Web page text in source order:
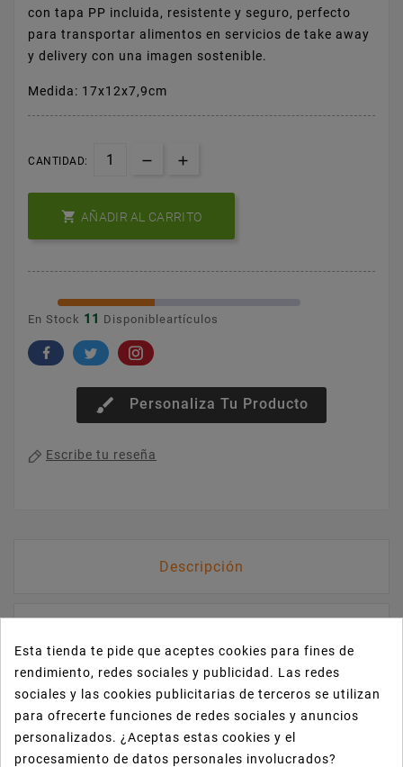
con tapa PP incluida, resistente y seguro, perfecto
para transportar alimentos en servicios de take away
y delivery con una imagen sostenible.
Medida: 17x12x7,9cm
CANTIDAD:
 AÑADIR AL CARRITO
En Stock 11 Disponibleartículos
brush Personaliza Tu Producto
Escribe tu reseña
Descripción
Reseñas
Envase rectangular Kraft Save the Earth 1000
Esta tienda te pide que aceptes cookies para fines de
rendimiento, redes sociales y publicidad. Las redes
sociales y las cookies publicitarias de terceros se utilizan
para ofrecerte funciones de redes sociales y anuncios
personalizados. ¿Aceptas estas cookies y el
procesamiento de datos personales involucrados?